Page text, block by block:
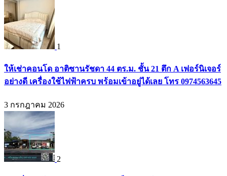
1
ให้เช่าคอนโด อาติซานรัชดา 44 ตร.ม. ชั้น 21 ตึก A เฟอร์นิเจอร์
อย่างดี เครื่องใช้ไฟฟ้าครบ พร้อมเข้าอยู่ได้เลย โทร 0974563645
3 กรกฎาคม 2026
2